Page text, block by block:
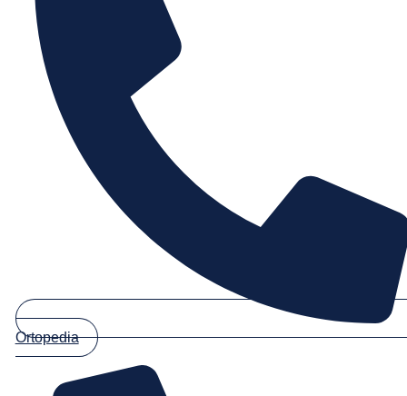
Ortopedia